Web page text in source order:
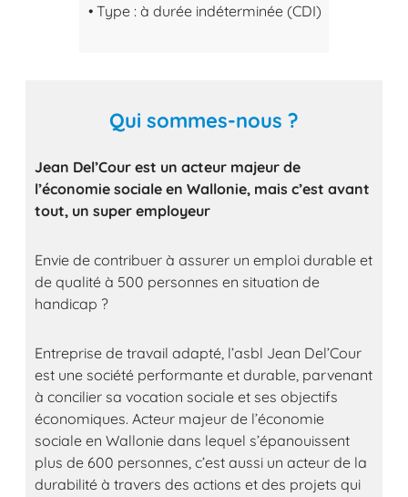
• Type : à durée indéterminée (CDI)
Qui sommes-nous ?
Jean Del’Cour est un acteur majeur de
l’économie sociale en Wallonie, mais c’est avant
tout, un super employeur
Envie de contribuer à assurer un emploi durable et
de qualité à 500 personnes en situation de
handicap ?
Entreprise de travail adapté, l’asbl Jean Del’Cour
est une société performante et durable, parvenant
à concilier sa vocation sociale et ses objectifs
économiques. Acteur majeur de l’économie
sociale en Wallonie dans lequel s’épanouissent
plus de 600 personnes, c’est aussi un acteur de la
durabilité à travers des actions et des projets qui